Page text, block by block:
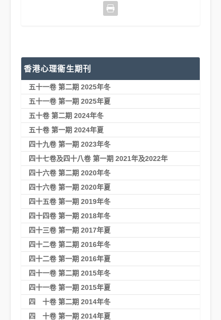
香港心理衞生期刊
五十一卷 第二期 2025年冬
五十一卷 第一期 2025年夏
五十卷 第二期 2024年冬
五十卷 第一期 2024年夏
四十九卷 第一期 2023年冬
四十七卷及四十八卷 第一期 2021年及2022年
四十六卷 第二期 2020年冬
四十六卷 第一期 2020年夏
四十五卷 第一期 2019年冬
四十四卷 第一期 2018年冬
四十三卷 第一期 2017年夏
四十二卷 第二期 2016年冬
四十二卷 第一期 2016年夏
四十一卷 第二期 2015年冬
四十一卷 第一期 2015年夏
四 十卷 第二期 2014年冬
四 十卷 第一期 2014年夏